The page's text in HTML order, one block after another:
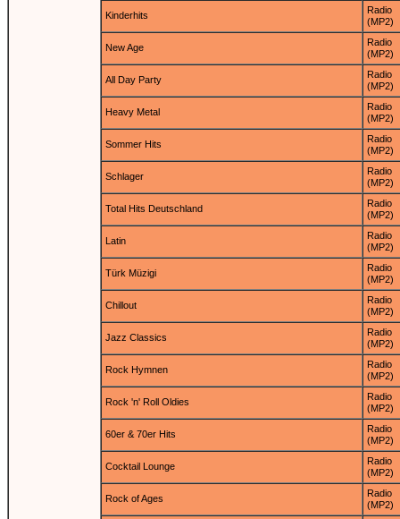
Kinderhits
Radio
(MP2)
New Age
Radio
(MP2)
All Day Party
Radio
(MP2)
Heavy Metal
Radio
(MP2)
Sommer Hits
Radio
(MP2)
Schlager
Radio
(MP2)
Total Hits Deutschland
Radio
(MP2)
Latin
Radio
(MP2)
Türk Müzigi
Radio
(MP2)
Chillout
Radio
(MP2)
Jazz Classics
Radio
(MP2)
Rock Hymnen
Radio
(MP2)
Rock 'n' Roll Oldies
Radio
(MP2)
60er & 70er Hits
Radio
(MP2)
Cocktail Lounge
Radio
(MP2)
Rock of Ages
Radio
(MP2)